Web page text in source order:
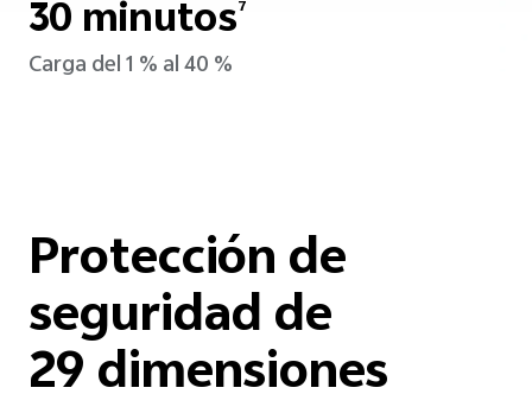
30 minutos7
Carga del 1 % al 40 %
Protección de
seguridad de